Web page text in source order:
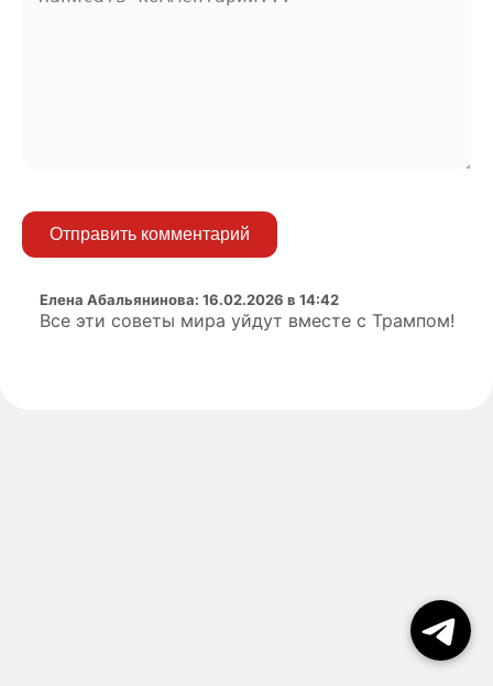
Отправить комментарий
Елена Абальянинова: 16.02.2026 в 14:42
Все эти советы мира уйдут вместе с Трампом!